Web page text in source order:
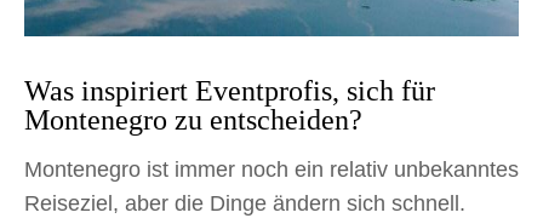
Was inspiriert Eventprofis, sich für
Montenegro zu entscheiden?
Montenegro ist immer noch ein relativ unbekanntes
Reiseziel, aber die Dinge ändern sich schnell.